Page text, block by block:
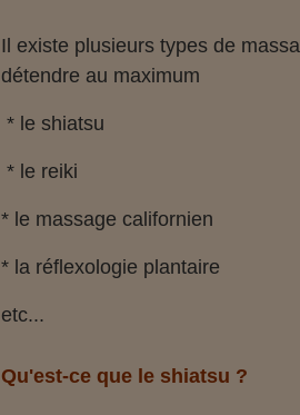
Il existe plusieurs types de
détendre au maximum
* le shiatsu
* le reiki
* le massage californien
* la réflexologie plantaire
etc...
Qu'est-ce que le shiatsu ?